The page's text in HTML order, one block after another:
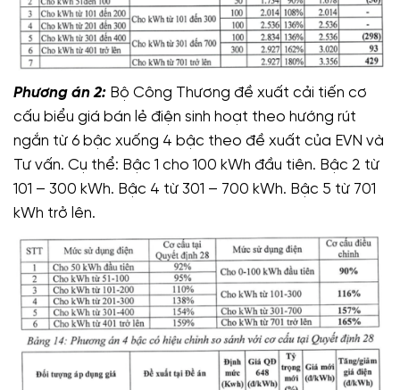
Phương án 2: Bộ Công Thương đề xuất cải tiến cơ
cấu biểu giá bán lẻ điện sinh hoạt theo hướng rút
ngắn từ 6 bậc xuống 4 bậc theo đề xuất của EVN và
Tư vấn. Cụ thể: Bậc 1 cho 100 kWh đầu tiên. Bậc 2 từ
101 – 300 kWh. Bậc 4 từ 301 – 700 kWh. Bậc 5 từ 701
kWh trở lên.